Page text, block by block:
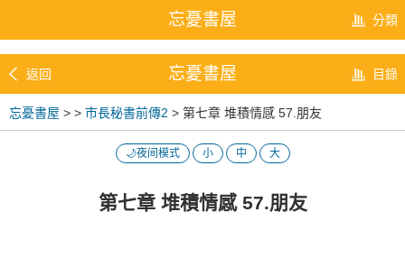
忘憂書屋 分類
返回 忘憂書屋 目錄
忘憂書屋 > > 市長秘書前傳2 > 第七章 堆積情感 57.朋友
🌙夜间模式 小 中 大
第七章 堆積情感 57.朋友